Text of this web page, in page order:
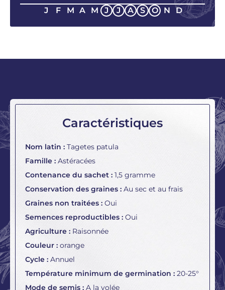
J
F M A M J J A S O N D
Caractéristiques
Nom latin : Tagetes patula
Famille : Astéracées
Contenance du sachet : 1,5 gramme
Conservation des graines : Au sec et au frais
Graines non traitées : Oui
Semences reproductibles : Oui
Agriculture : Raisonnée
Couleur : orange
Cycle : Annuel
Température minimum de germination : 20-25°
Mode de semis : A la volée